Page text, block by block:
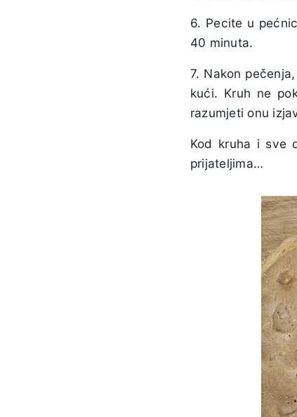
6. Pecite u
40 minuta.
7. Nakon
kući. Kruh ne
razumjeti onu
Kod kruha i sve
prijateljima…